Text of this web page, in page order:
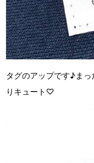
タグのアップです♪ま
りキュート♡